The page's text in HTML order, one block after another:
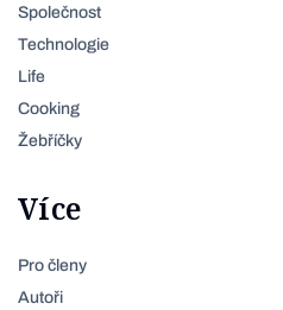
Společnost
Technologie
Life
Cooking
Žebříčky
Více
Pro členy
Autoři